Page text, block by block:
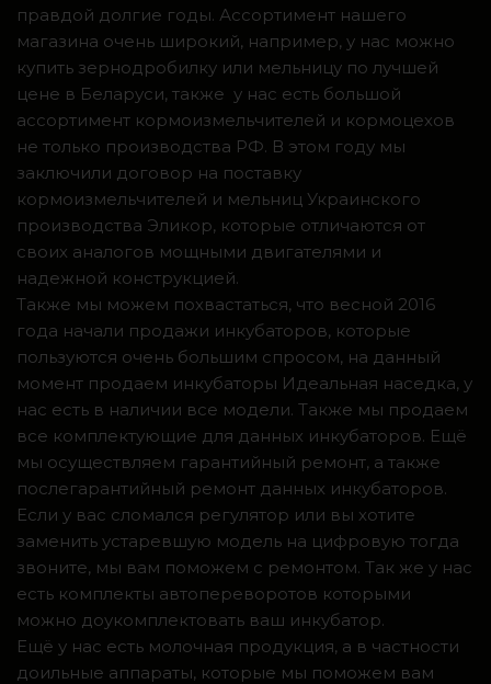
правдой долгие годы. Ассортимент нашего
магазина очень широкий, например, у нас можно
купить зернодробилку или мельницу по лучшей
цене в Беларуси, также у нас есть большой
ассортимент кормоизмельчителей и кормоцехов
не только производства РФ. В этом году мы
заключили договор на поставку
кормоизмельчителей и мельниц Украинского
производства Эликор, которые отличаются от
своих аналогов мощными двигателями и
надежной конструкцией.
Также мы можем похвастаться, что весной 2016
года начали продажи инкубаторов, которые
пользуются очень большим спросом, на данный
момент продаем инкубаторы Идеальная наседка, у
нас есть в наличии все модели. Также мы продаем
все комплектующие для данных инкубаторов. Ещё
мы осуществляем гарантийный ремонт, а также
послегарантийный ремонт данных инкубаторов.
Если у вас сломался регулятор или вы хотите
заменить устаревшую модель на цифровую тогда
звоните, мы вам поможем с ремонтом. Так же у нас
есть комплекты автопереворотов которыми
можно доукомплектовать ваш инкубатор.
Ещё у нас есть молочная продукция, а в частности
доильные аппараты, которые мы поможем вам